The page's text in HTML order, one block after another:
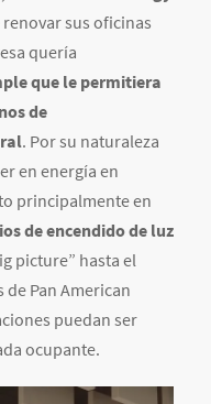
sus oficinas
quería
que le permitiera
de
. Por su naturaleza
en energía en
principalmente en
de encendido de luz
picture” hasta el
Pan American
puedan ser
ocupante.